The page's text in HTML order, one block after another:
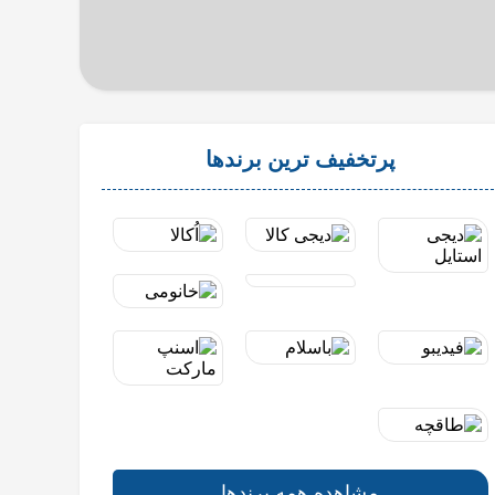
پرتخفیف ترین برندها